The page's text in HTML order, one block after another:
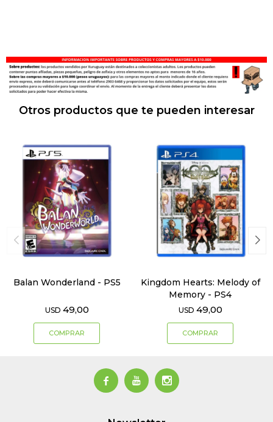
Otros productos que te pueden interesar
Balan Wonderland - PS5
USD 49,00
Kingdom Hearts: Melody of
Memory - PS4
USD 49,00
  